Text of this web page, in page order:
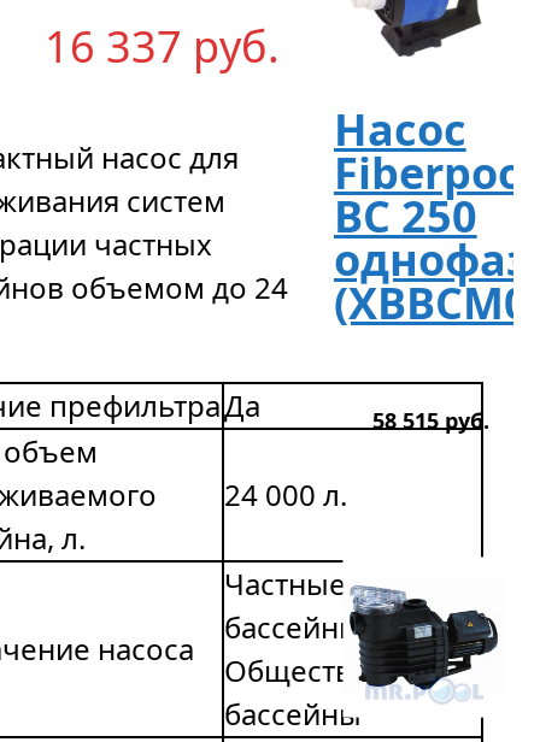
16 337 руб.
насос для
систем
частных
объемом до 24
префильтраДа
л.
24 000 л.
насоса
Частные
бассейны,
Общественные
бассейны
Насос
Fiberpool
BC 250
58 515руб.